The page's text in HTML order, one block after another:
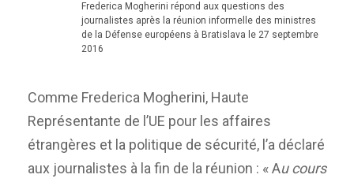
Frederica Mogherini répond aux questions des
journalistes après la réunion informelle des ministres
de la Défense européens à Bratislava le 27 septembre
2016
Comme Frederica Mogherini, Haute
Représentante de l’UE pour les affaires
étrangères et la politique de sécurité, l’a déclaré
aux journalistes à la fin de la réunion : « Au cours